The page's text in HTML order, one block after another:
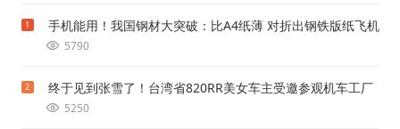
1 手机能用！我国钢材大突破：比A4纸薄 对折出钢铁版纸飞机
5790
2 终于见到张雪了！台湾省820RR美女车主受邀参观机车工厂
5250